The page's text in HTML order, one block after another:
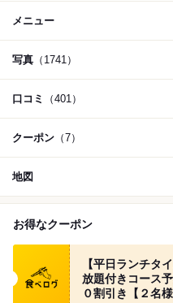
メニュー
写真 （1741）
口コミ （401）
クーポン （7）
地図
お得なクーポン
食べログ クーポン
【平日ランチタ
放題付きコース
０割引き【２名